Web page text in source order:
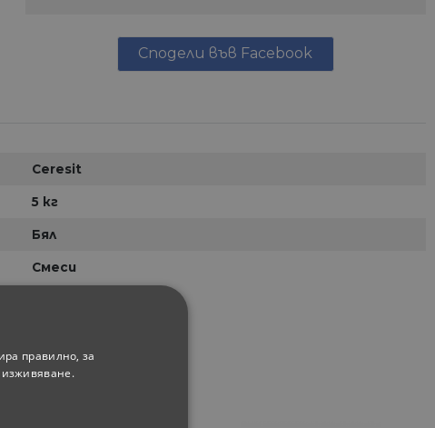
Сподели във Facebook
Ceresit
5 кг
Бял
Смеси
правилно, за
изживяване.